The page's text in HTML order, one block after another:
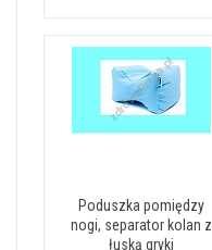
Poduszka pomiędzy
nogi, separator kolan z
łuską gryki